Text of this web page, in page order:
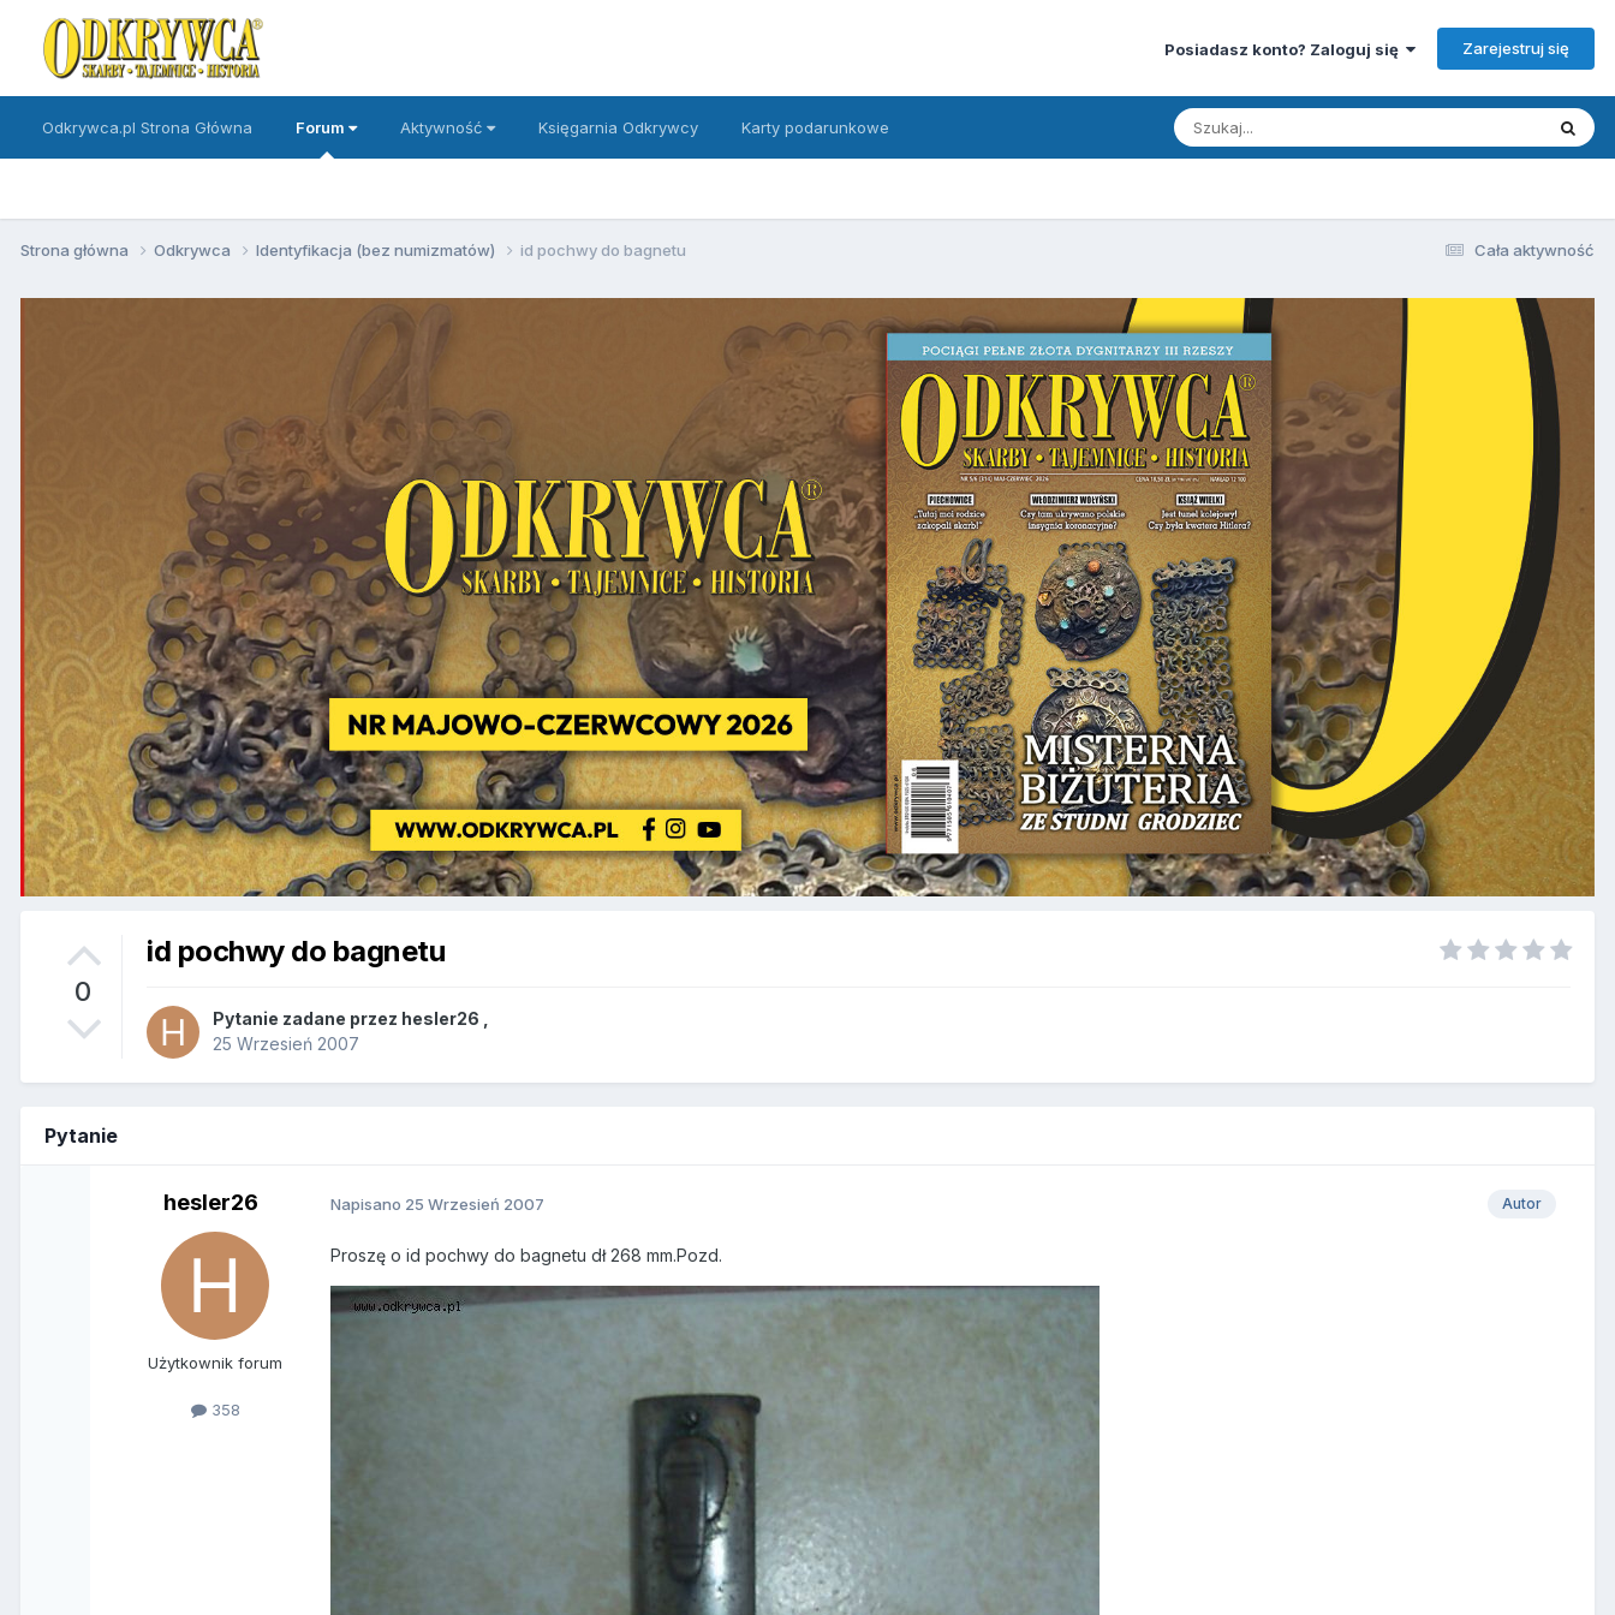
Posiadasz konto? Zaloguj się Zarejestruj się
Odkrywca.pl Strona Główna Forum Aktywność Księgarnia Odkrywcy Karty podarunkowe
Cała aktywność
Strona główna Odkrywca Identyfikacja (bez numizmatów) id pochwy do bagnetu
0
id pochwy do bagnetu
Pytanie zadane przez hesler26
25 Wrzesień 2007
Pytanie
hesler26
Użytkownik forum
358
Autor
Napisano 25 Wrzesień 2007
Proszę o id pochwy do bagnetu dł 268 mm.Pozd.